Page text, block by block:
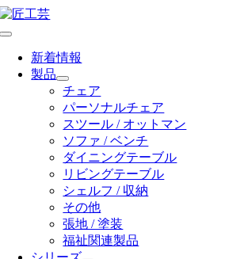
Skip
content
Toggle
Navigation新着情報
製品
チェア
パーソナルチェア
スツール / オットマン
ソファ / ベンチ
ダイニングテーブル
リビングテーブル
シェルフ / 収納
その他
張地 / 塗装
福祉関連製品